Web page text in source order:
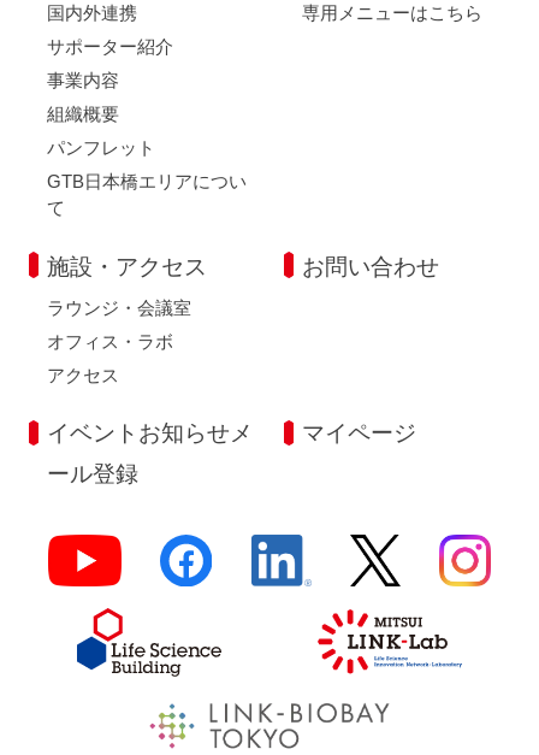
国内外連携
サポーター紹介
事業内容
組織概要
パンフレット
GTB日本橋エリアについ
て
専用メニューはこちら
施設・アクセス
ラウンジ・会議室
オフィス・ラボ
アクセス
お問い合わせ
イベントお知らせメ
ール登録
マイページ